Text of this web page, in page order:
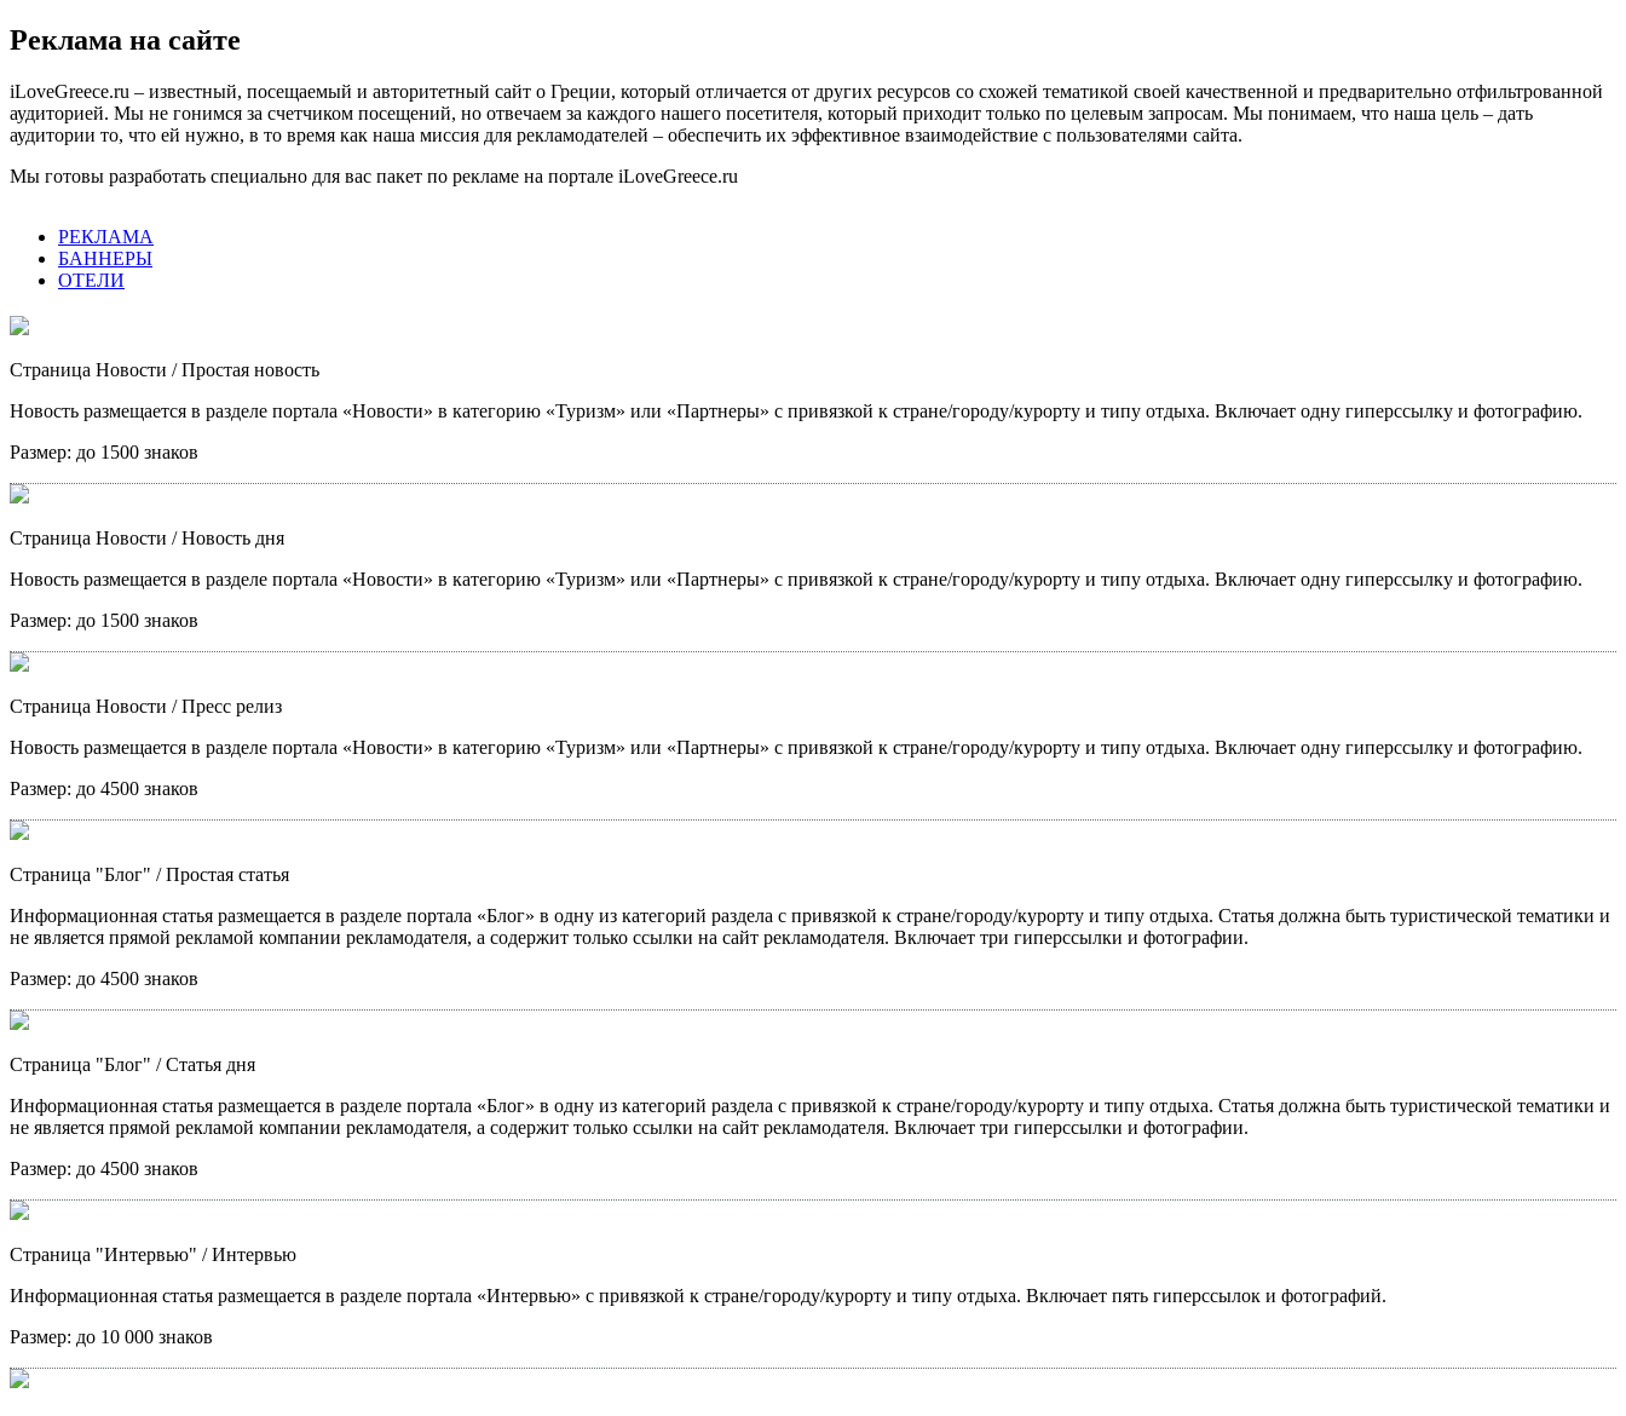
Реклама на сайте
iLoveGreece.ru – известный, посещаемый и авторитетный сайт о Греции, который отличается от других ресурсов со схожей тематикой своей качественной и предварительно отфильтрованной
аудиторией. Мы не гонимся за счетчиком посещений, но отвечаем за каждого нашего посетителя, который приходит только по целевым запросам. Мы понимаем, что наша цель – дать
аудитории то, что ей нужно, в то время как наша миссия для рекламодателей – обеспечить их эффективное взаимодействие с пользователями сайта.
Мы готовы разработать специально для вас пакет по рекламе на портале iLoveGreece.ru
РЕКЛАМА
БАННЕРЫ
ОТЕЛИ
Страница Новости / Простая новость
Новость размещается в разделе портала «Новости» в категорию «Туризм» или «Партнеры» с привязкой к стране/городу/курорту и типу отдыха. Включает одну гиперссылку и фотографию.
Размер: до 1500 знаков
Страница Новости / Новость дня
Новость размещается в разделе портала «Новости» в категорию «Туризм» или «Партнеры» с привязкой к стране/городу/курорту и типу отдыха. Включает одну гиперссылку и фотографию.
Размер: до 1500 знаков
Страница Новости / Пресс релиз
Новость размещается в разделе портала «Новости» в категорию «Туризм» или «Партнеры» с привязкой к стране/городу/курорту и типу отдыха. Включает одну гиперссылку и фотографию.
Размер: до 4500 знаков
Страница "Блог" / Простая статья
Информационная статья размещается в разделе портала «Блог» в одну из категорий раздела с привязкой к стране/городу/курорту и типу отдыха. Статья должна быть туристической тематики и
не является прямой рекламой компании рекламодателя, а содержит только ссылки на сайт рекламодателя. Включает три гиперссылки и фотографии.
Размер: до 4500 знаков
Страница "Блог" / Статья дня
Информационная статья размещается в разделе портала «Блог» в одну из категорий раздела с привязкой к стране/городу/курорту и типу отдыха. Статья должна быть туристической тематики и
не является прямой рекламой компании рекламодателя, а содержит только ссылки на сайт рекламодателя. Включает три гиперссылки и фотографии.
Размер: до 4500 знаков
Страница "Интервью" / Интервью
Информационная статья размещается в разделе портала «Интервью» с привязкой к стране/городу/курорту и типу отдыха. Включает пять гиперссылок и фотографий.
Размер: до 10 000 знаков